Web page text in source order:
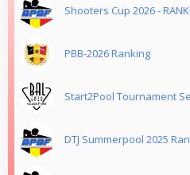
Shooters Cup 2026 -
PBB-2026 Ranking
Start2Pool Tournament
DTJ Summerpool 2025